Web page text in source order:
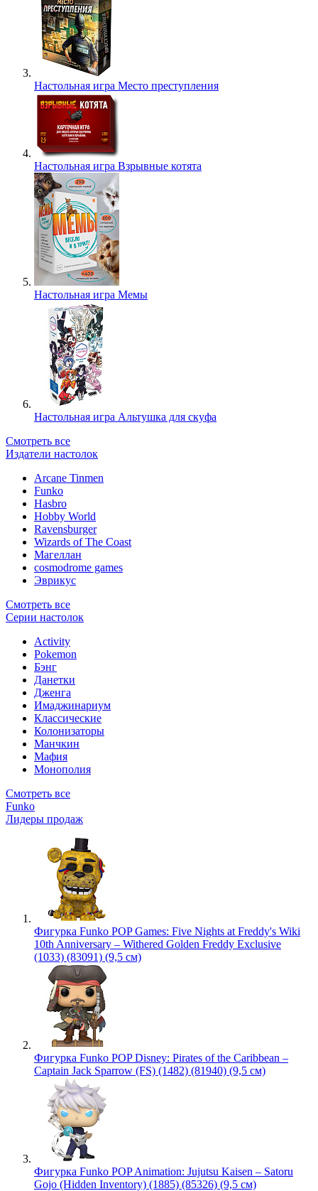
Настольная игра Место преступления
Настольная игра Взрывные котята
Настольная игра Мемы
Настольная игра Альтушка для скуфа
Смотреть все
Издатели настолок
Arcane Tinmen
Funko
Hasbro
Hobby World
Ravensburger
Wizards of The Coast
Магеллан
сosmodrome games
Эврикус
Смотреть все
Серии настолок
Activity
Pokemon
Бэнг
Данетки
Дженга
Имаджинариум
Классические
Колонизаторы
Манчкин
Мафия
Монополия
Смотреть все
Funko
Лидеры продаж
Фигурка Funko POP Games: Five Nights at Freddy's Wiki
10th Anniversary – Withered Golden Freddy Exclusive
(1033) (83091) (9,5 см)
Фигурка Funko POP Disney: Pirates of the Caribbean –
Captain Jack Sparrow (FS) (1482) (81940) (9,5 см)
Фигурка Funko POP Animation: Jujutsu Kaisen – Satoru
Gojo (Hidden Inventory) (1885) (85326) (9,5 см)